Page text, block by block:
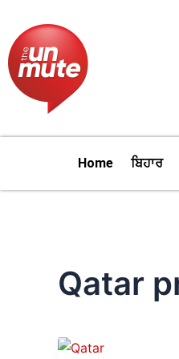
content
Home ਬਿਹਾਰ
Qatar